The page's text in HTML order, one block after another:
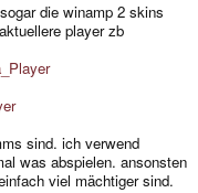
die winamp 2 skins
player zb
sind. ich verwend
was abspielen. ansonsten
viel mächtiger sind.